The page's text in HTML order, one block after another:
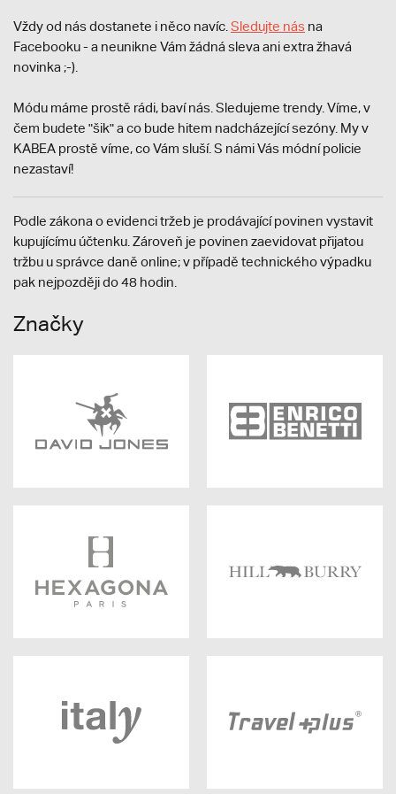
Vždy od nás dostanete i něco navíc. Sledujte nás na
Facebooku - a neunikne Vám žádná sleva ani extra žhavá
novinka ;-).
Módu máme prostě rádi, baví nás. Sledujeme trendy. Víme, v
čem budete "šik" a co bude hitem nadcházející sezóny. My v
KABEA prostě víme, co Vám sluší. S námi Vás módní policie
nezastaví!
Podle zákona o evidenci tržeb je prodávající povinen vystavit
kupujícímu účtenku. Zároveň je povinen zaevidovat přijatou
tržbu u správce daně online; v případě technického výpadku
pak nejpozději do 48 hodin.
Značky